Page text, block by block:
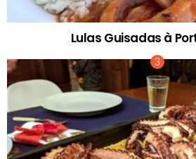
Lulas Guisadas à